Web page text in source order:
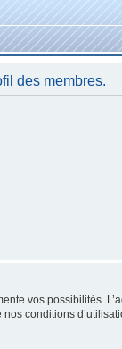
des membres.
vos possibilités.
conditions